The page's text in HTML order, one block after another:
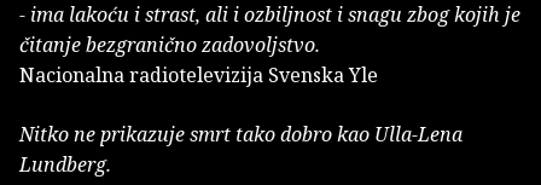
- ima lakoću i strast, ali i ozbiljnost i snagu zbog kojih je
čitanje bezgranično zadovoljstvo.
Nacionalna radiotelevizija Svenska Yle
Nitko ne prikazuje smrt tako dobro kao Ulla-Lena
Lundberg.